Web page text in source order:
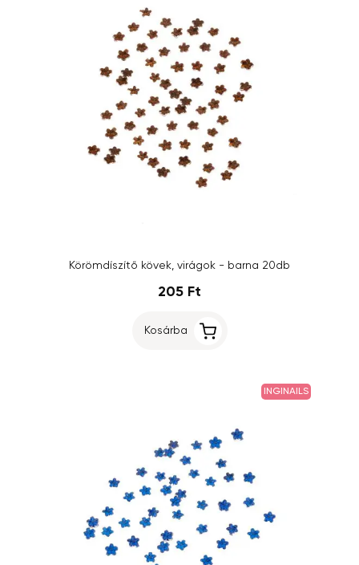
Körömdíszítő kövek, virágok - barna 20db
205 Ft
Kosárba
INGINAILS